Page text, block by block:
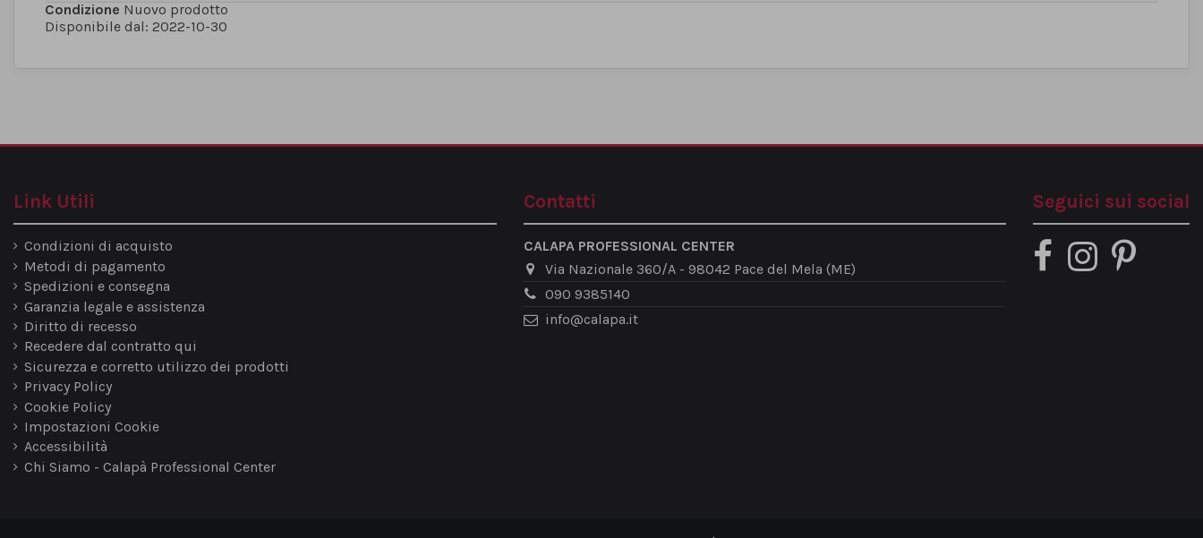
Condizione Nuovo prodotto
Disponibile dal: 2022-10-30
Link Utili
Condizioni di acquisto
Metodi di pagamento
Spedizioni e consegna
Garanzia legale e assistenza
Diritto di recesso
Recedere dal contratto qui
Sicurezza e corretto utilizzo dei prodotti
Privacy Policy
Cookie Policy
Impostazioni Cookie
Accessibilità
Chi Siamo - Calapà Professional Center
Contatti
CALAPA PROFESSIONAL CENTER
Via Nazionale 360/A - 98042 Pace del Mela (ME)
090 9385140
info@calapa.it
Seguici sui social